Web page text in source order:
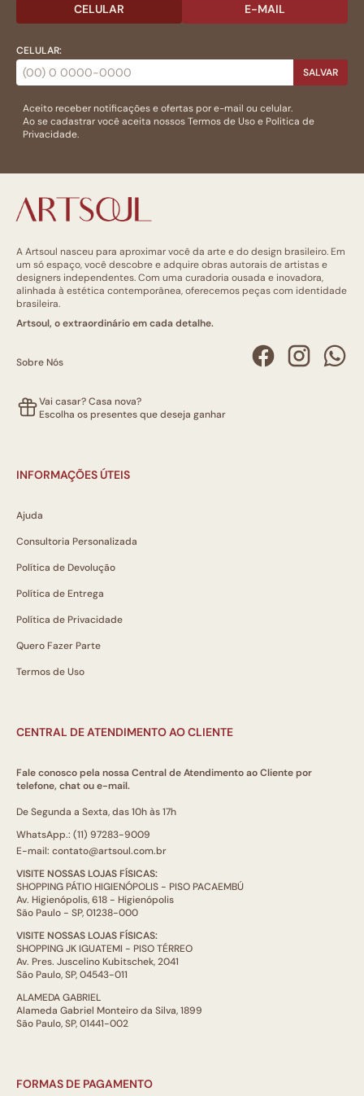
CELULAR E-MAIL
CELULAR:
SALVAR
Aceito receber notificações e ofertas por e-mail ou celular.
Ao se cadastrar você aceita nossosTermos de Usoe Politica de
Privacidade.
A Artsoul nasceu para aproximar você da arte e do design brasileiro. Em
um só espaço, você descobre e adquire obras autorais de artistas e
designers independentes. Com uma curadoria ousada e inovadora,
alinhada à estética contemporânea, oferecemos peças com identidade
brasileira.
Artsoul, o extraordinário em cada detalhe.
Sobre Nós
Vai casar? Casa nova?
Escolha os presentes que deseja ganhar
INFORMAÇÕES ÚTEIS
Ajuda
Consultoria Personalizada
Política de Devolução
Política de Entrega
Política de Privacidade
Quero Fazer Parte
Termos de Uso
CENTRAL DE ATENDIMENTO AO CLIENTE
Fale conosco pela nossa Central de Atendimento ao Cliente por
telefone, chat ou e-mail.
De Segunda a Sexta, das 10h às 17h
WhatsApp.: (11) 97283-9009
E-mail: contato@artsoul.com.br
VISITE NOSSAS LOJAS FÍSICAS:
SHOPPING PÁTIO HIGIENÓPOLIS - PISO PACAEMBÚ
Av. Higienópolis, 618 - Higienópolis
São Paulo - SP, 01238-000
VISITE NOSSAS LOJAS FÍSICAS:
SHOPPING JK IGUATEMI - PISO TÉRREO
Av. Pres. Juscelino Kubitschek, 2041
São Paulo, SP, 04543-011
ALAMEDA GABRIEL
Alameda Gabriel Monteiro da Silva, 1899
São Paulo, SP, 01441-002
FORMAS DE PAGAMENTO